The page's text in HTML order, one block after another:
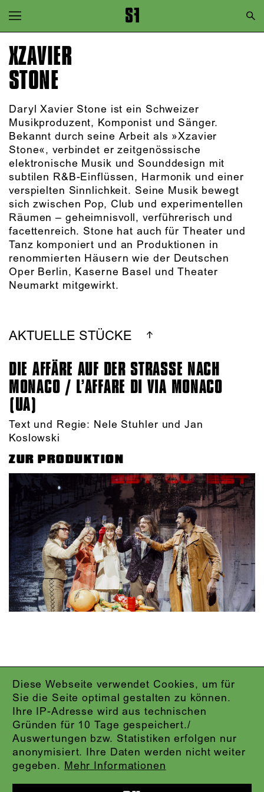
Zur Hauptnavigation springen
Zum Hauptinhalt springen
Zum Footer springen
Diese Webseite verwendet Cookies, um für
Sie die Seite optimal gestalten zu können.
Ihre IP-Adresse wird aus technischen
Gründen für 10 Tage gespeichert./
Auswertungen bzw. Statistiken erfolgen nur
anonymisiert. Ihre Daten werden nicht weiter
gegeben. Mehr Informationen
XZAVIER
STONE
Daryl Xavier Stone ist ein Schweizer
Musikproduzent, Komponist und Sänger.
Bekannt durch seine Arbeit als »Xzavier
Stone«, verbindet er zeitgenössische
elektronische Musik und Sounddesign mit
subtilen R&B-Einflüssen, Harmonik und einer
verspielten Sinnlichkeit. Seine Musik bewegt
sich zwischen Pop, Club und experimentellen
Räumen – geheimnisvoll, verführerisch und
facettenreich. Stone hat auch für Theater und
Tanz komponiert und an Produktionen in
renommierten Häusern wie der Deutschen
Oper Berlin, Kaserne Basel und Theater
Neumarkt mitgewirkt.
AKTUELLE STÜCKE
DIE AFFÄRE AUF DER STRASSE NACH M
ONACO / L’AFFARE DI VIA MONACO (
UA)
Text und Regie: Nele Stuhler und Jan
Koslowski
ZUR PRODUKTION
IMPRESSUM
DATENSCHUTZ
AGB
KONTAKT
ABO-LOGIN
PRESSE